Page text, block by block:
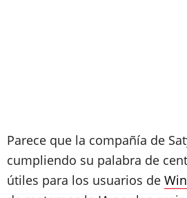
Parece que la compañía de
cumpliendo su palabra de
útiles para los usuarios de